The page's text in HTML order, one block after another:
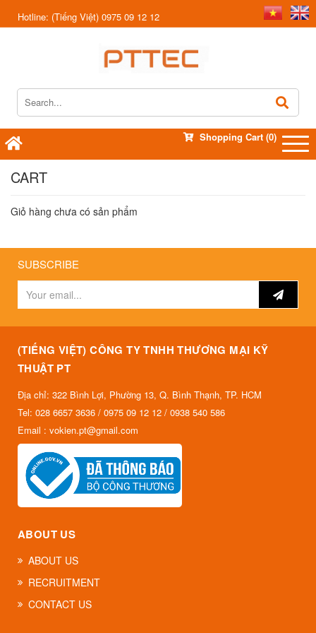
Hotline: (Tiếng Việt) 0975 09 12 12
Shopping Cart (0)
CART
Giỏ hàng chưa có sản phẩm
SUBSCRIBE
(TIẾNG VIỆT) CÔNG TY TNHH THƯƠNG MẠI KỸ
THUẬT PT
Địa chỉ: 322 Bình Lợi, Phường 13, Q. Bình Thạnh, TP. HCM
Tel: 028 6657 3636 / 0975 09 12 12 / 0938 540 586
Email : vokien.pt@gmail.com
ABOUT US
ABOUT US
RECRUITMENT
CONTACT US